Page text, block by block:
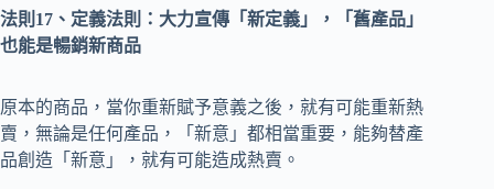
法則17、定義法則：大力宣傳「新定義」，「舊產品」
也能是暢銷新商品
原本的商品，當你重新賦予意義之後，就有可能重新熱
賣，無論是任何產品，「新意」都相當重要，能夠替產
品創造「新意」，就有可能造成熱賣。